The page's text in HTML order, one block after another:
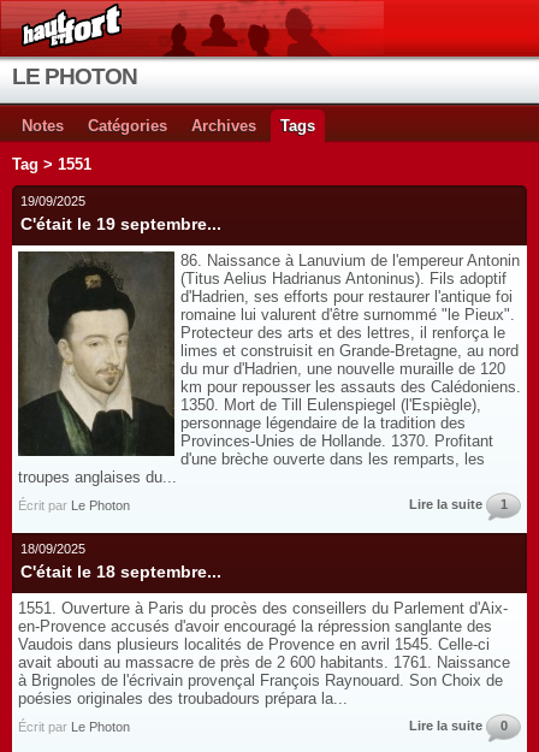
LE PHOTON
Notes Catégories Archives Tags
Tag > 1551
19/09/2025
C'était le 19 septembre...
86. Naissance à Lanuvium de l'empereur Antonin
(Titus Aelius Hadrianus Antoninus). Fils adoptif
d'Hadrien, ses efforts pour restaurer l'antique foi
romaine lui valurent d'être surnommé "le Pieux".
Protecteur des arts et des lettres, il renforça le
limes et construisit en Grande-Bretagne, au nord
du mur d'Hadrien, une nouvelle muraille de 120
km pour repousser les assauts des Calédoniens.
1350. Mort de Till Eulenspiegel (l'Espiègle),
personnage légendaire de la tradition des
Provinces-Unies de Hollande. 1370. Profitant
d'une brèche ouverte dans les remparts, les
troupes anglaises du...
Écrit par Le Photon Lire la suite 1
18/09/2025
C'était le 18 septembre...
1551. Ouverture à Paris du procès des conseillers du Parlement d'Aix-
en-Provence accusés d'avoir encouragé la répression sanglante des
Vaudois dans plusieurs localités de Provence en avril 1545. Celle-ci
avait abouti au massacre de près de 2 600 habitants. 1761. Naissance
à Brignoles de l'écrivain provençal François Raynouard. Son Choix de
poésies originales des troubadours prépara la...
Écrit par Le Photon Lire la suite 0